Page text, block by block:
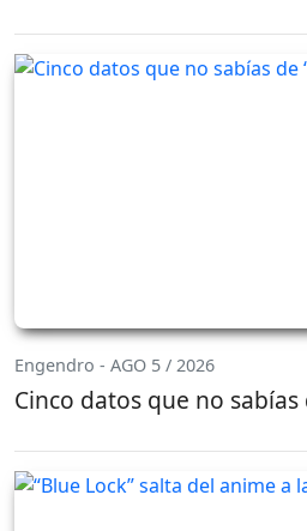
Engendro - AGO 5 / 2026
Cinco datos que no sabías